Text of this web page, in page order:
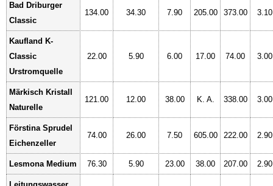
Bad Driburger
Classic
134.00 34.30 7.90 205.00 373.00 3.10
Kaufland K-
Classic
Urstromquelle
22.00 5.90 6.00 17.00 74.00 3.00
Märkisch Kristall
Naturelle
121.00 12.00 38.00 K. A. 338.00 3.00
Förstina Sprudel
Eichenzeller
74.00 26.00 7.50 605.00 222.00 2.90
Lesmona Medium 76.30 5.90 23.00 38.00 207.00 2.90